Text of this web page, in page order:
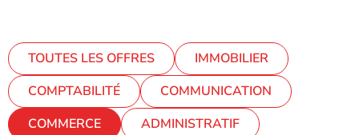
TOUTES LES OFFRES
IMMOBILIER
COMPTABILITÉ
COMMUNICATION
COMMERCE
ADMINISTRATIF